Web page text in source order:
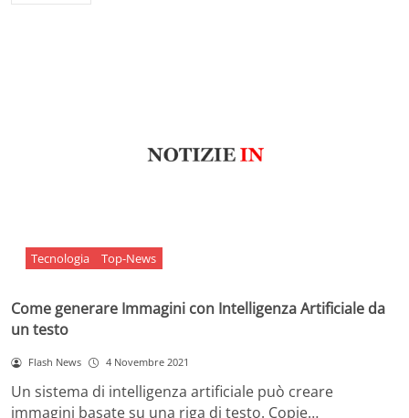
Tecnologia Top-News
Come generare Immagini con Intelligenza Artificiale da
un testo
Flash News 4 Novembre 2021
Un sistema di intelligenza artificiale può creare
immagini basate su una riga di testo. Copie…